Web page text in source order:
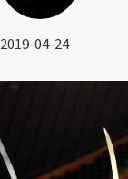
2019-04-24